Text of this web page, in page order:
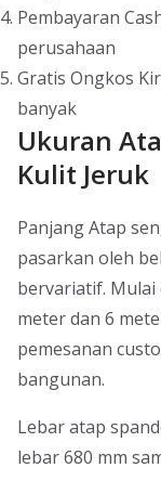
Pembayaran
perusahaan
Gratis Ongkos
banyak
Ukuran
Kulit Jeruk
Panjang Atap
pasarkan oleh
bervariatif. Mulai
meter dan 6
pemesanan
bangunan.
Lebar atap
lebar 680 mm